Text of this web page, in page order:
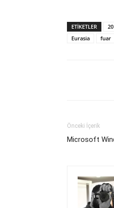
ETIKETLER
Eurasia
fuar
Önceki İçerik
Microsoft